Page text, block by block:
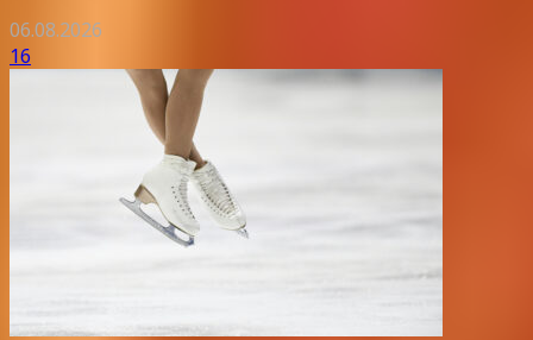
06.08.2026
16